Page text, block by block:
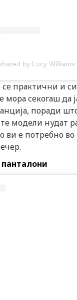
by Lucy
практични и
секогаш да
поради
модели нудат
ви е потребно